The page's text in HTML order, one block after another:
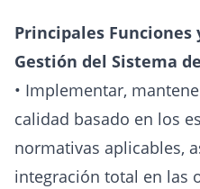
Principales Funciones
Gestión del Sistema
• Implementar,
calidad basado en los
normativas aplicables,
integración total en las